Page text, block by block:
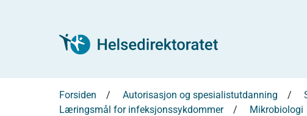
Forsiden Autorisasjon og spesialistutdanning
Læringsmål for infeksjonssykdommer
Mikrobiologi